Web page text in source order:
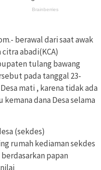
berawal dari saat awak
abadi(KCA)
tulang bawang
pada tanggal 23-
mati , karena tidak ada
dana Desa selama
(sekdes)
rumah kediaman sekdes
papan